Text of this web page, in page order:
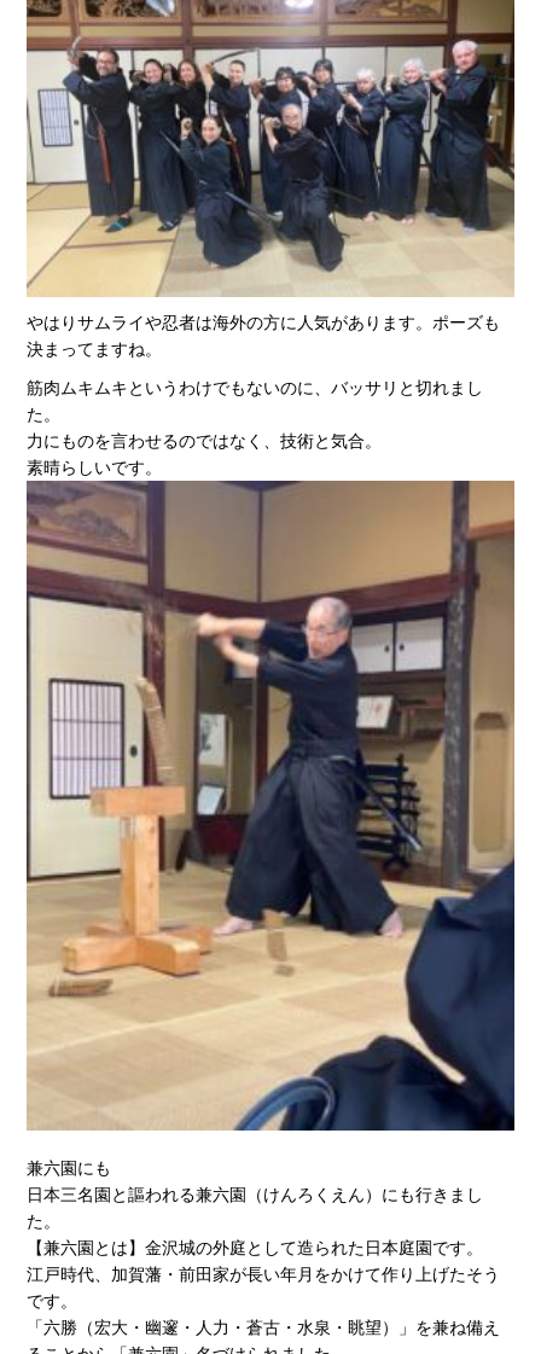
やはりサムライや忍者は海外の方に人気があります。ポーズも
決まってますね。
筋肉ムキムキというわけでもないのに、バッサリと切れまし
た。
力にものを言わせるのではなく、技術と気合。
素晴らしいです。
兼六園にも
日本三名園と謳われる兼六園（けんろくえん）にも行きまし
た。
【兼六園とは】金沢城の外庭として造られた日本庭園です。
江戸時代、加賀藩・前田家が長い年月をかけて作り上げたそう
です。
「六勝（宏大・幽邃・人力・蒼古・水泉・眺望）」を兼ね備え